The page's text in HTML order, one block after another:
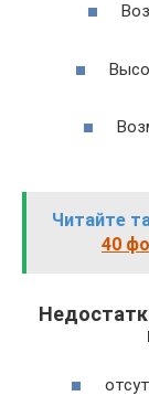
Читайте
40